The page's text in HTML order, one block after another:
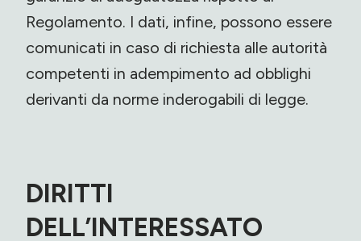
Regolamento. I dati, infine, possono essere
comunicati in caso di richiesta alle autorità
competenti in adempimento ad obblighi
derivanti da norme inderogabili di legge.
DIRITTI
DELL’INTERESSATO